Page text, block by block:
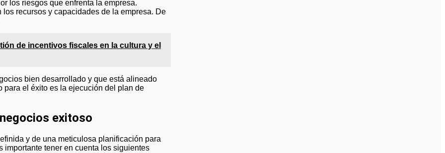
los riesgos que enfrenta la empresa.
recursos y capacidades de la empresa. De
de incentivos fiscales en la cultura y el
bien desarrollado y que está alineado
para el éxito es la ejecución del plan de
exitoso
y de una meticulosa planificación para
importante tener en cuenta los siguientes